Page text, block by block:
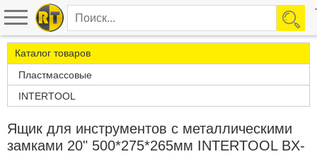
Каталог товаров
Пластмассовые
INTERTOOL
Ящик для инструментов с металлическими
замками 20" 500*275*265мм INTERTOOL BX-